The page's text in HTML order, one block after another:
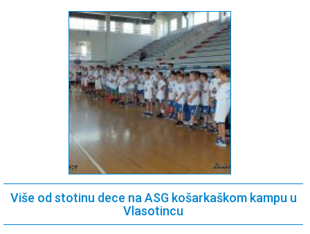
Više od stotinu dece na ASG košarkaškom kampu u
Vlasotincu